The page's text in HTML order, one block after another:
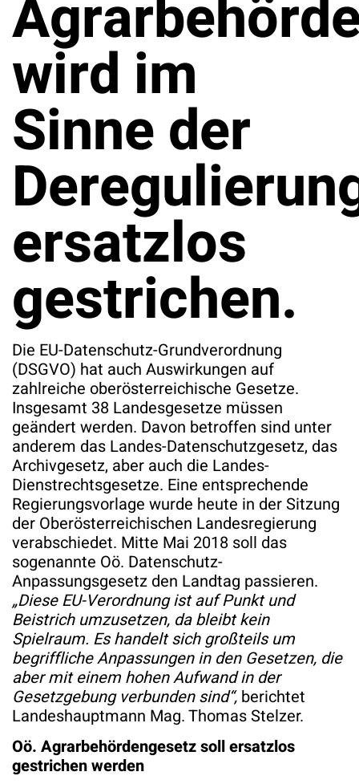
wird im
Sinne der
ersatzlos
gestrichen.
Die EU-Datenschutz-Grundverordnung
(DSGVO) hat auch Auswirkungen auf
zahlreiche oberösterreichische Gesetze.
Insgesamt 38 Landesgesetze müssen
geändert werden. Davon betroffen sind unter
anderem das Landes-Datenschutzgesetz, das
Archivgesetz, aber auch die Landes-
Dienstrechtsgesetze. Eine entsprechende
Regierungsvorlage wurde heute in der Sitzung
der Oberösterreichischen Landesregierung
verabschiedet. Mitte Mai 2018 soll das
sogenannte Oö. Datenschutz-
Anpassungsgesetz den Landtag passieren.
„Diese EU-Verordnung ist auf Punkt und
Beistrich umzusetzen, da bleibt kein
Spielraum. Es handelt sich großteils um
begriffliche Anpassungen in den Gesetzen, die
aber mit einem hohen Aufwand in der
Gesetzgebung verbunden sind“, berichtet
Landeshauptmann Mag. Thomas Stelzer.
Oö. Agrarbehördengesetz soll ersatzlos
gestrichen werden